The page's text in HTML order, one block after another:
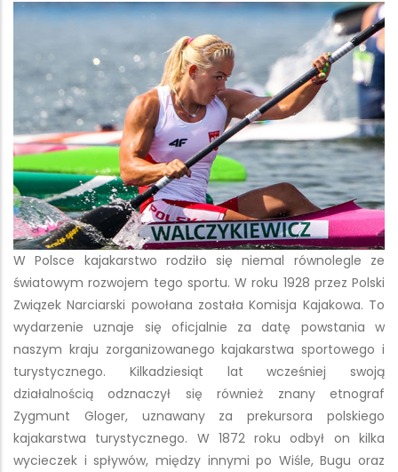
W Polsce kajakarstwo rodziło się niemal równolegle ze
światowym rozwojem tego sportu. W roku 1928 przez Polski
Związek Narciarski powołana została Komisja Kajakowa. To
wydarzenie uznaje się oficjalnie za datę powstania w
naszym kraju zorganizowanego kajakarstwa sportowego i
turystycznego. Kilkadziesiąt lat wcześniej swoją
działalnością odznaczył się również znany etnograf
Zygmunt Gloger, uznawany za prekursora polskiego
kajakarstwa turystycznego. W 1872 roku odbył on kilka
wycieczek i spływów, między innymi po Wiśle, Bugu oraz